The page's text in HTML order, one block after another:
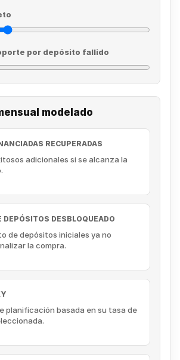
por depósito fallido
modelado
RECUPERADAS
adicionales si se alcanza la
DEPÓSITOS DESBLOQUEADO
de depósitos iniciales ya no
la compra.
planificación basada en su tasa de